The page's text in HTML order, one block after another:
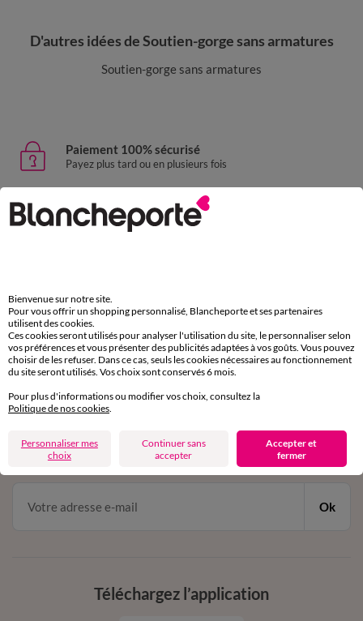
D'autres idées de Soutien-gorge sans armatures
Soutien-gorge sans armatures
Paiement 100% sécurisé
Payez plus tard ou en plusieurs fois
Livraison express
domicile, relais, consignes automatiques
Service clients
par chat et par téléphone
de 8h00 à 20h00 du lundi au samedi
11€ Offerts
en vous inscrivant à la newsletter
dès 20€ d’achat
conditions dans votre email de confirmation
Ok
Téléchargez l’application
Bienvenue sur notre site.
Pour vous offrir un shopping personnalisé, Blancheporte et ses partenaires
utilisent des cookies.
Ces cookies seront utilisés pour analyser l'utilisation du site, le personnaliser selon
vos préférences et vous présenter des publicités adaptées à vos goûts. Vous pouvez
choisir de les refuser. Dans ce cas, seuls les cookies nécessaires au fonctionnement
du site seront utilisés. Vos choix sont conservés 6 mois.
Pour plus d'informations ou modifier vos choix, consultez la
Politique de nos cookies.
Personnaliser mes
choix
Continuer sans
accepter
Accepter et
fermer